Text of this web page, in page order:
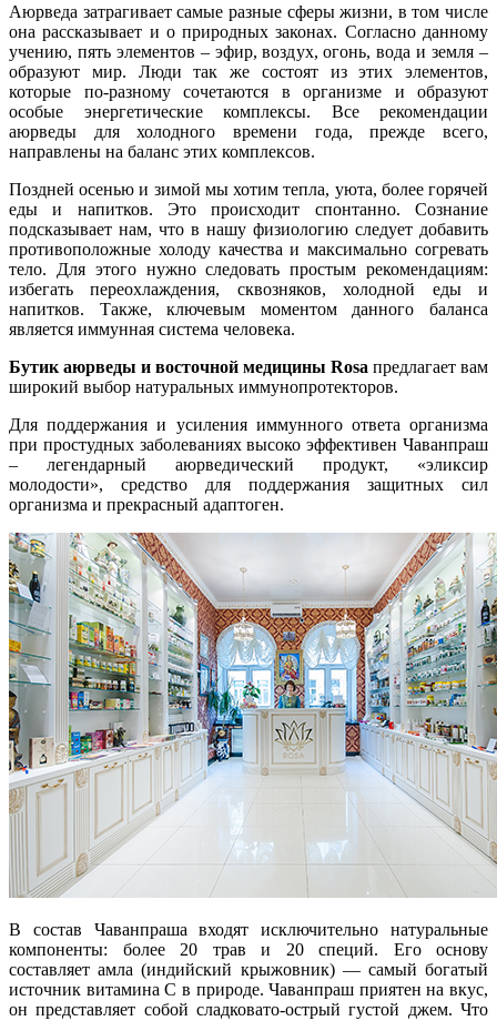
Аюрведа затрагивает самые разные сферы жизни, в том числе
она рассказывает и о природных законах. Согласно данному
учению, пять элементов – эфир, воздух, огонь, вода и земля –
образуют мир. Люди так же состоят из этих элементов,
которые по-разному сочетаются в организме и образуют
особые энергетические комплексы. Все рекомендации
аюрведы для холодного времени года, прежде всего,
направлены на баланс этих комплексов.
Поздней осенью и зимой мы хотим тепла, уюта, более горячей
еды и напитков. Это происходит спонтанно. Сознание
подсказывает нам, что в нашу физиологию следует добавить
противоположные холоду качества и максимально согревать
тело. Для этого нужно следовать простым рекомендациям:
избегать переохлаждения, сквозняков, холодной еды и
напитков. Также, ключевым моментом данного баланса
является иммунная система человека.
Бутик аюрведы и восточной медицины Rosa предлагает вам
широкий выбор натуральных иммунопротекторов.
Для поддержания и усиления иммунного ответа организма
при простудных заболеваниях высоко эффективен Чаванпраш
– легендарный аюрведический продукт, «эликсир
молодости», средство для поддержания защитных сил
организма и прекрасный адаптоген.
В состав Чаванпраша входят исключительно натуральные
компоненты: более 20 трав и 20 специй. Его основу
составляет амла (индийский крыжовник) — самый богатый
источник витамина C в природе. Чаванпраш приятен на вкус,
он представляет собой сладковато-острый густой джем. Что